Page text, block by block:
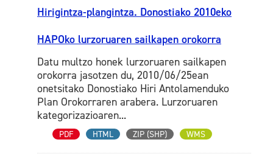
Hirigintza-plangintza. Donostiako 2010eko
HAPOko lurzoruaren sailkapen orokorra
Datu multzo honek lurzoruaren sailkapen
orokorra jasotzen du, 2010/06/25ean
onetsitako Donostiako Hiri Antolamenduko
Plan Orokorraren arabera. Lurzoruaren
kategorizazioaren...
PDF HTML ZIP (SHP) WMS